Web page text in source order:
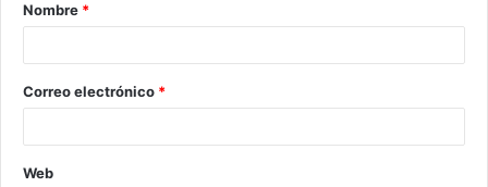
Nombre *
Correo electrónico *
Web